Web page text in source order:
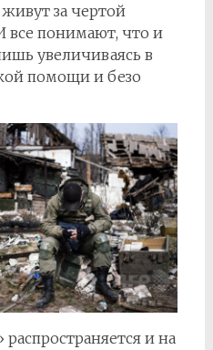
за чертой
все понимают, что и
увеличиваясь в
помощи и безо
и на